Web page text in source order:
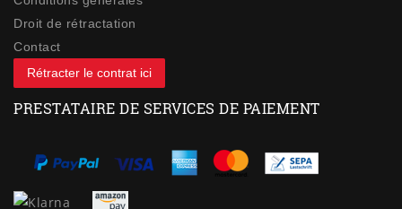
Droit de rétractation
Contact
Rétracter le contrat ici
PRESTATAIRE DE SERVICES DE PAIEMENT